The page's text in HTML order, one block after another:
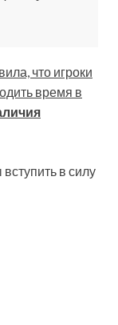
что игроки
время в
в силу